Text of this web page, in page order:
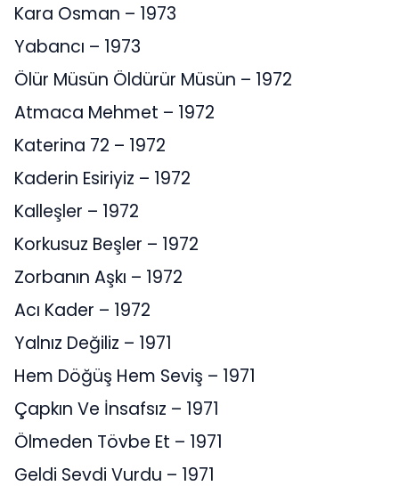
Kara Osman – 1973
Yabancı – 1973
Ölür Müsün Öldürür Müsün – 1972
Atmaca Mehmet – 1972
Katerina 72 – 1972
Kaderin Esiriyiz – 1972
Kalleşler – 1972
Korkusuz Beşler – 1972
Zorbanın Aşkı – 1972
Acı Kader – 1972
Yalnız Değiliz – 1971
Hem Döğüş Hem Seviş – 1971
Çapkın Ve İnsafsız – 1971
Ölmeden Tövbe Et – 1971
Geldi Sevdi Vurdu – 1971